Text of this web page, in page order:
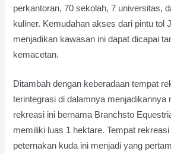
perkantoran, 70 sekolah, 7 universitas,
kuliner. Kemudahan akses dari pintu tol
menjadikan kawasan ini dapat dicapai
kemacetan.
Ditambah dengan keberadaan tempat
terintegrasi di dalamnya menjadikannya
rekreasi ini bernama Branchsto
memiliki luas 1 hektare. Tempat
peternakan kuda ini menjadi yang